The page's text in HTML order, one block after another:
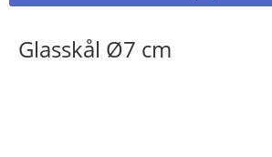
Glasskål Ø7 cm